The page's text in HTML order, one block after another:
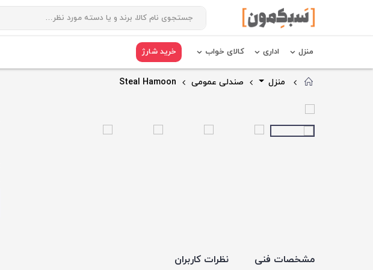
منزل اداری کالای خواب خرید شارژ
منزل صندلی عمومی Steal Hamoon
مشخصات فنی نظرات کاربران